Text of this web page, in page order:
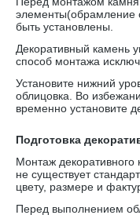
элементы(обрамление
быть установлены.
Декоративный камень
способ монтажа
Установите нижний
облицовка. Во
временно установите
Подготовка
Монтаж декоративного
не существует
цвету, размере и
Перед выполнением